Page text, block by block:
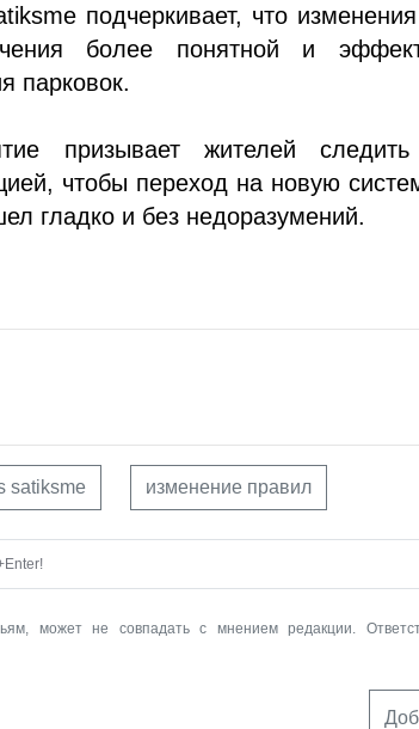
подчеркивает, что
более понятной и
парковок.
призывает жителей
чтобы переход на новую
гладко и без недоразумений.
satiksme изменение правил
может не совпадать с мнением редакции.